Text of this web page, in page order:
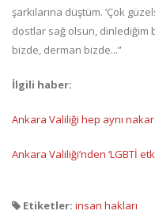
şarkılarına düştüm. ‘Çok
dostlar sağ olsun, dinlediğim
bizde, derman bizde...”
İlgili haber:
Ankara Valiliği hep aynı
Ankara Valiliği’nden ‘LGBTİ
Etiketler: insan hakları